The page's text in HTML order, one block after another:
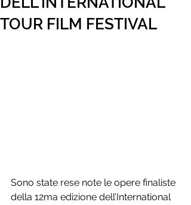
TOUR FILM FESTIVAL
Sono state rese note le opere finaliste
della 12ma edizione dell’International